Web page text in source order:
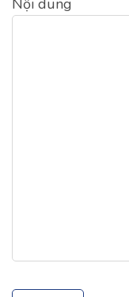
Nội dung